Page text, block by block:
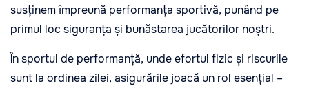
susținem împreună performanța sportivă, punând pe
primul loc siguranța și bunăstarea jucătorilor noștri.
În sportul de performanță, unde efortul fizic și riscurile
sunt la ordinea zilei, asigurările joacă un rol esențial –